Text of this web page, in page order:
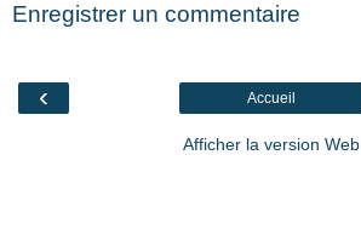
Enregistrer un commentaire
‹ Accueil
Afficher la version Web